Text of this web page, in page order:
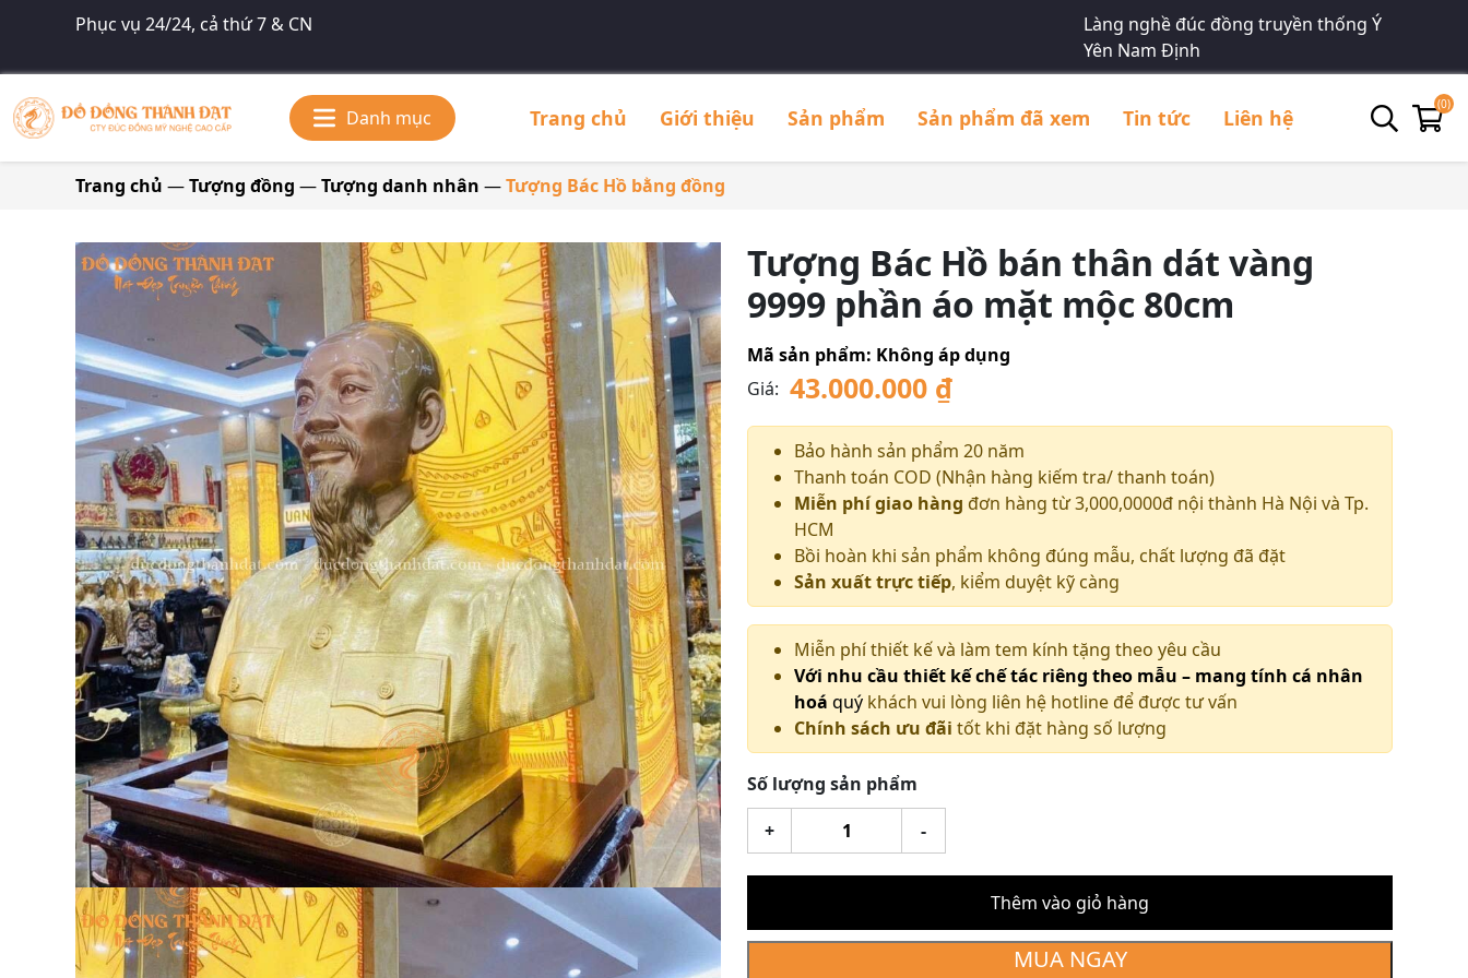
Phục vụ 24/24, cả thứ 7 & CN
Làng nghề đúc đồng truyền thống Ý
Yên Nam Định
Danh mục Trang chủ Giới thiệu Sản phẩm Sản phẩm đã xem Tin tức Liên hệ
(0)
Trang chủ —Tượng đồng —Tượng danh nhân —Tượng Bác Hồ bằng đồng
Tượng Bác Hồ bán thân dát vàng
9999 phần áo mặt mộc 80cm
Mã sản phẩm: Không áp dụng
Giá: 43.000.000 ₫
Bảo hành sản phẩm 20 năm
Thanh toán COD (Nhận hàng kiếm tra/ thanh toán)
Miễn phí giao hàng đơn hàng từ 3,000,0000đ nội thành Hà Nội và Tp.
HCM
Bồi hoàn khi sản phẩm không đúng mẫu, chất lượng đã đặt
Sản xuất trực tiếp, kiểm duyệt kỹ càng
Miễn phí thiết kế và làm tem kính tặng theo yêu cầu
Với nhu cầu thiết kế chế tác riêng theo mẫu – mang tính cá nhân
hoá quý khách vui lòng liên hệ hotline để được tư vấn
Chính sách ưu đãi tốt khi đặt hàng số lượng
Số lượng sản phẩm
-
Tượng
Bác
Hồ
thân
+
Thêm vào giỏ hàng
MUA NGAY